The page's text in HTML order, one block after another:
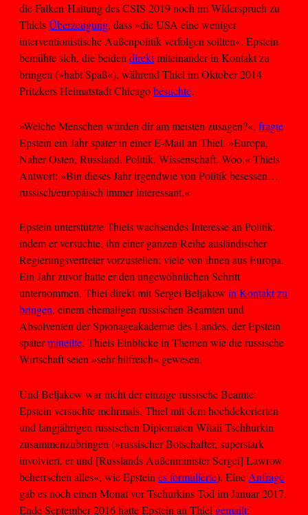
die Falken-Haltung des CSIS 2019 noch im Widerspruch zu
ThielsÜberzeugung, dass »die USA eine weniger
interventionistische Außenpolitik verfolgen sollten«. Epstein
bemühte sich, die beiden direktmiteinander in Kontakt zu
bringen (»habt Spaß«), während Thiel im Oktober 2014
Pritzkers Heimatstadt Chicagobesuchte.
»Welche Menschen würden dir am meisten zusagen?«, fragte
Epstein ein Jahr später in einer E-Mail an Thiel. »Europa,
Naher Osten, Russland. Politik. Wissenschaft. Woo.« Thiels
Antwort: »Bin dieses Jahr irgendwie von Politik besessen…
russisch/europäisch immer interessant.«
Epstein unterstützte Thiels wachsendes Interesse an Politik,
indem er versuchte, ihn einer ganzen Reihe ausländischer
Regierungsvertreter vorzustellen; viele von ihnen aus Europa.
Ein Jahr zuvor hatte er den ungewöhnlichen Schritt
unternommen, Thiel direkt mit Sergei Beljakow in Kontakt zu
bringen, einem ehemaligen russischen Beamten und
Absolventen der Spionageakademie des Landes, der Epstein
spätermitteilte, Thiels Einblicke in Themen wie die russische
Wirtschaft seien »sehr hilfreich« gewesen.
Und Beljakow war nicht der einzige russische Beamte:
Epstein versuchte mehrmals, Thiel mit dem hochdekorierten
und langjährigen russischen Diplomaten Witali Tschhurkin
zusammenzubringen (»russischer Botschafter, superstark
involviert, er und [Russlands Außenminister Sergei] Lawrow
beherrschen alles«, wie Epstein es formulierte). Eine Anfrage
gab es noch einen Monat vor Tschurkins Tod im Januar 2017.
Ende September 2016 hatte Epstein an Thiel gemailt: